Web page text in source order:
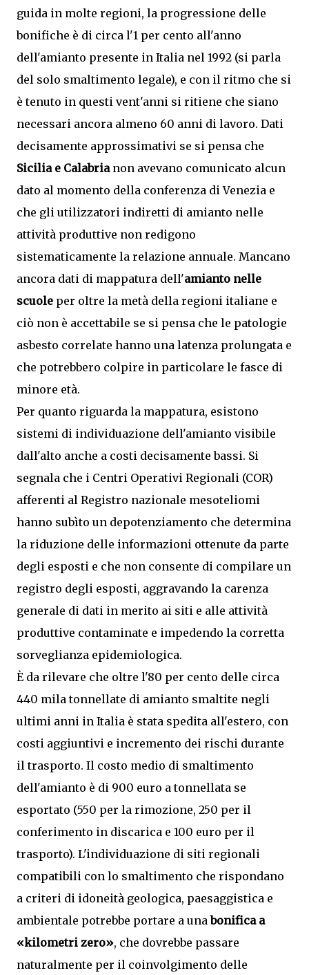
guida in molte regioni, la progressione delle
bonifiche è di circa l'1 per cento all'anno
dell'amianto presente in Italia nel 1992 (si parla
del solo smaltimento legale), e con il ritmo che si
è tenuto in questi vent'anni si ritiene che siano
necessari ancora almeno 60 anni di lavoro. Dati
decisamente approssimativi se si pensa che
Sicilia e Calabrianon avevano comunicato alcun
dato al momento della conferenza di Venezia e
che gli utilizzatori indiretti di amianto nelle
attività produttive non redigono
sistematicamente la relazione annuale. Mancano
ancora dati di mappatura dell'amianto nelle
scuole per oltre la metà della regioni italiane e
ciò non è accettabile se si pensa che le patologie
asbesto correlate hanno una latenza prolungata e
che potrebbero colpire in particolare le fasce di
minore età.
Per quanto riguarda la mappatura, esistono
sistemi di individuazione dell'amianto visibile
dall'alto anche a costi decisamente bassi. Si
segnala che i Centri Operativi Regionali (COR)
afferenti al Registro nazionale mesoteliomi
hanno subìto un depotenziamento che determina
la riduzione delle informazioni ottenute da parte
degli esposti e che non consente di compilare un
registro degli esposti, aggravando la carenza
generale di dati in merito ai siti e alle attività
produttive contaminate e impedendo la corretta
sorveglianza epidemiologica.
È da rilevare che oltre l'80 per cento delle circa
440 mila tonnellate di amianto smaltite negli
ultimi anni in Italia è stata spedita all'estero, con
costi aggiuntivi e incremento dei rischi durante
il trasporto. Il costo medio di smaltimento
dell'amianto è di 900 euro a tonnellata se
esportato (550 per la rimozione, 250 per il
conferimento in discarica e 100 euro per il
trasporto). L'individuazione di siti regionali
compatibili con lo smaltimento che rispondano
a criteri di idoneità geologica, paesaggistica e
ambientale potrebbe portare a unabonifica a
«kilometri zero», che dovrebbe passare
naturalmente per il coinvolgimento delle